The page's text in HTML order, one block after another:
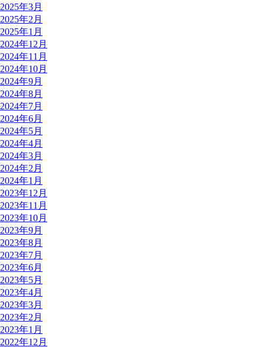
2025年3月
2025年2月
2025年1月
2024年12月
2024年11月
2024年10月
2024年9月
2024年8月
2024年7月
2024年6月
2024年5月
2024年4月
2024年3月
2024年2月
2024年1月
2023年12月
2023年11月
2023年10月
2023年9月
2023年8月
2023年7月
2023年6月
2023年5月
2023年4月
2023年3月
2023年2月
2023年1月
2022年12月